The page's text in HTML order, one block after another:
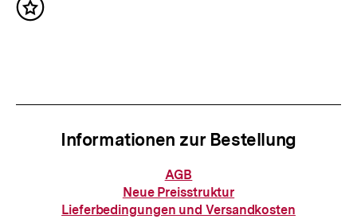
h
t Inhalt
Informationen zur Bestellung
Informationen
zur
Bestellung
AGB
Neue Preisstruktur
Lieferbedingungen und Versandkosten